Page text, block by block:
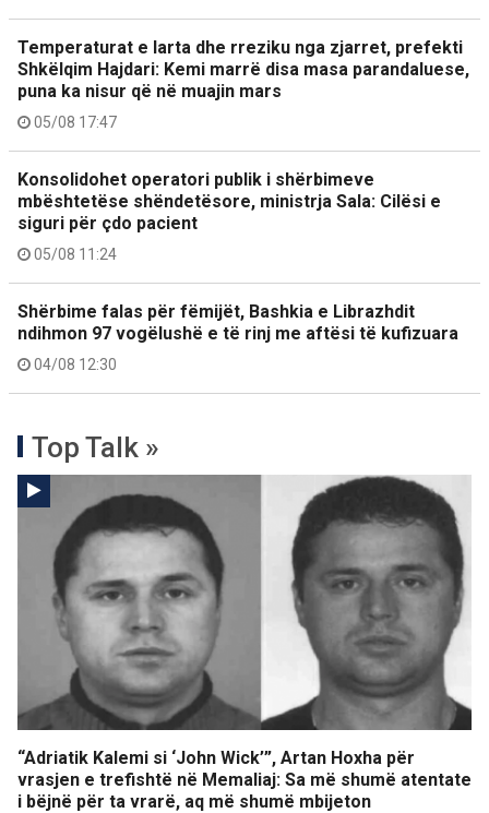
Temperaturat e larta dhe rreziku nga zjarret, prefekti
Shkëlqim Hajdari: Kemi marrë disa masa parandaluese,
puna ka nisur që në muajin mars
05/08 17:47
Konsolidohet operatori publik i shërbimeve
mbështetëse shëndetësore, ministrja Sala: Cilësi e
siguri për çdo pacient
05/08 11:24
Shërbime falas për fëmijët, Bashkia e Librazhdit
ndihmon 97 vogëlushë e të rinj me aftësi të kufizuara
04/08 12:30
Top Talk »
“Adriatik Kalemi si ‘John Wick’”, Artan Hoxha për
vrasjen e trefishtë në Memaliaj: Sa më shumë atentate
i bëjnë për ta vrarë, aq më shumë mbijeton